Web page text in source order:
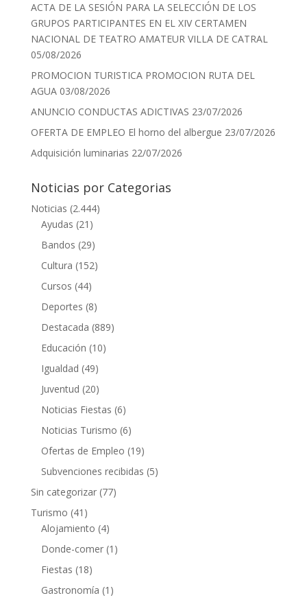
ACTA DE LA SESIÓN PARA LA SELECCIÓN DE LOS
GRUPOS PARTICIPANTES EN EL XIV CERTAMEN
NACIONAL DE TEATRO AMATEUR VILLA DE CATRAL
05/08/2026
PROMOCION TURISTICA PROMOCION RUTA DEL
AGUA 03/08/2026
ANUNCIO CONDUCTAS ADICTIVAS 23/07/2026
OFERTA DE EMPLEO El horno del albergue 23/07/2026
Adquisición luminarias 22/07/2026
Noticias por Categorias
Noticias (2.444)
Ayudas (21)
Bandos (29)
Cultura (152)
Cursos (44)
Deportes (8)
Destacada (889)
Educación (10)
Igualdad (49)
Juventud (20)
Noticias Fiestas (6)
Noticias Turismo (6)
Ofertas de Empleo (19)
Subvenciones recibidas (5)
Sin categorizar(77)
Turismo (41)
Alojamiento (4)
Donde-comer(1)
Fiestas (18)
Gastronomía (1)